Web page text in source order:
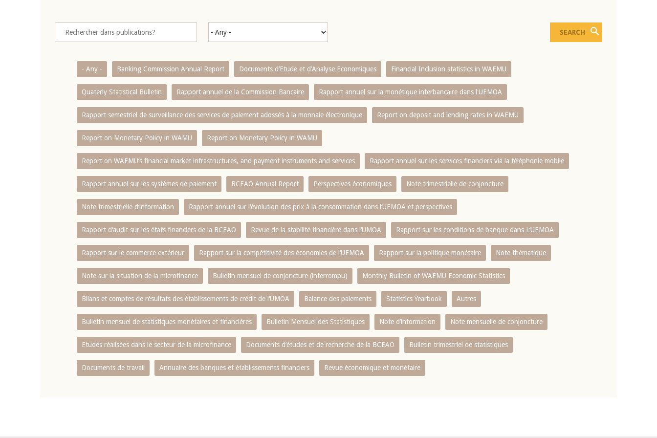
- Any - Banking Commission Annual Report Documents d’Etude et d’Analyse Economiques Financial Inclusion statistics in WAEMU
Quaterly Statistical Bulletin Rapport annuel de la Commission Bancaire Rapport annuel sur la monétique interbancaire dans l'UEMOA
Rapport semestriel de surveillance des services de paiement adossés à la monnaie électronique Report on deposit and lending rates in WAEMU
Report on Monetary Policy in WAMU Report on Monetary Policy in WAMU
Report on WAEMU’s financial market infrastructures, and payment instruments and services Rapport annuel sur les services financiers via la téléphonie mobile
Rapport annuel sur les systèmes de paiement BCEAO Annual Report Perspectives économiques Note trimestrielle de conjoncture
Note trimestrielle d‘information Rapport annuel sur l‘évolution des prix à la consommation dans l‘UEMOA et perspectives
Rapport d‘audit sur les états financiers de la BCEAO Revue de la stabilité financière dans l‘UMOA Rapport sur les conditions de banque dans L‘UEMOA
Rapport sur le commerce extérieur Rapport sur la compétitivité des économies de l‘UEMOA Rapport sur la politique monétaire Note thématique
Note sur la situation de la microfinance Bulletin mensuel de conjoncture (interrompu) Monthly Bulletin of WAEMU Economic Statistics
Bilans et comptes de résultats des établissements de crédit de l‘UMOA Balance des paiements Statistics Yearbook Autres
Bulletin mensuel de statistiques monétaires et financières Bulletin Mensuel des Statistiques Note d’information Note mensuelle de conjoncture
Etudes réalisées dans le secteur de la microfinance Documents d’études et de recherche de la BCEAO Bulletin trimestriel de statistiques
Documents de travail Annuaire des banques et établissements financiers Revue économique et monétaire